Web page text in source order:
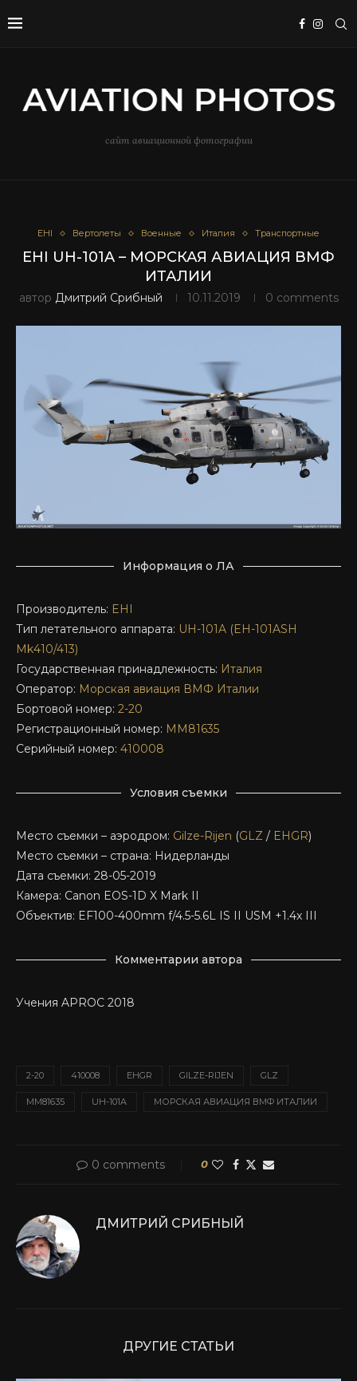
сайт авиационной фотографии
EHI Вертолеты Военные Италия Транспортные
EHI UH-101A – МОРСКАЯ АВИАЦИЯ ВМФ
ИТАЛИИ
автор Дмитрий Срибный 10.11.2019 0 comments
Информация о ЛА
Производитель: EHI
Тип летательного аппарата: UH-101A (EH-101ASH
Mk410/413)
Государственная принадлежность: Италия
Оператор: Морская авиация ВМФ Италии
Бортовой номер: 2-20
Регистрационный номер: MM81635
Серийный номер: 410008
Условия съемки
Место съемки – аэродром: Gilze-Rijen (GLZ / EHGR)
Место съемки – страна: Нидерланды
Дата съемки: 28-05-2019
Камера: Canon EOS-1D X Mark II
Объектив: EF100-400mm f/4.5-5.6L IS II USM +1.4x III
Комментарии автора
Учения APROC 2018
2-20 410008 EHGR GILZE-RIJEN GLZ
MM81635 UH-101A МОРСКАЯ АВИАЦИЯ ВМФ ИТАЛИИ
0 comments 0
ДМИТРИЙ СРИБНЫЙ
ДРУГИЕ СТАТЬИ